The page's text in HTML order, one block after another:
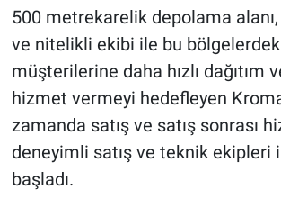
500 metrekarelik depolama
ve nitelikli ekibi ile bu
müşterilerine daha hızlı dağıtım
hizmet vermeyi hedefleyen
zamanda satış ve satış sonrası
deneyimli satış ve teknik ekipleri
başladı.